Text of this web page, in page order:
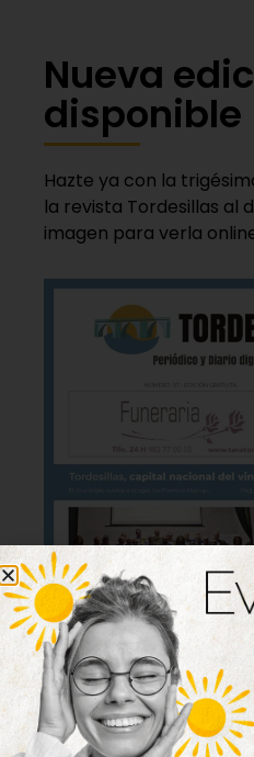
Nueva
disponible
Hazte ya con la
la revista Tordesillas al
imagen para verla